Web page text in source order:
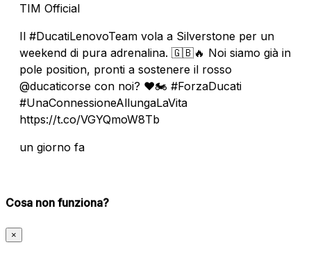
TIM Official
Il #DucatiLenovoTeam vola a Silverstone per un
weekend di pura adrenalina. 🇬🇧🔥 Noi siamo già in
pole position, pronti a sostenere il rosso
@ducaticorse con noi? ❤️🏍️ #ForzaDucati
#UnaConnessioneAllungaLaVita
https://t.co/VGYQmoW8Tb
un giorno fa
Cosa non funziona?
×